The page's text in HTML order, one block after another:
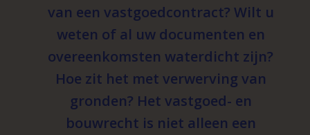
van een vastgoedcontract? Wilt u
weten of al uw documenten en
overeenkomsten waterdicht zijn?
Hoe zit het met verwerving van
gronden? Het vastgoed- en
bouwrecht is niet alleen een